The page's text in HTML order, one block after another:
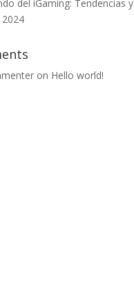
del iGaming: Tendencias y
on Hello world!